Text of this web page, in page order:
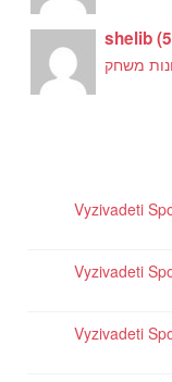
shelib(
משחק
Vyzivadeti
Vyzivadeti
Vyzivadeti